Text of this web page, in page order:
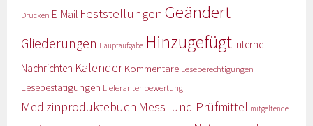
Drucken E-Mail Feststellungen Geändert
Gliederungen Hauptaufgabe Hinzugefügt Interne
Nachrichten KalenderKommentare Leseberechtigungen
Lesebestätigungen Lieferantenbewertung
Medizinproduktebuch Mess- und Prüfmittel mitgeltende